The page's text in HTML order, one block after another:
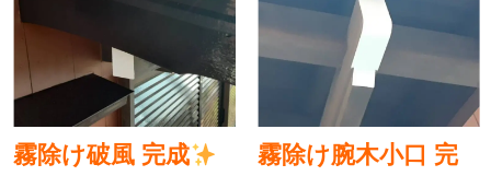
霧除け破風 完成
霧除け腕木小口 完